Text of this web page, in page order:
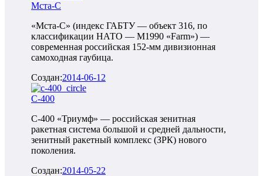
Мста-С
«Мста-С» (индекс ГАБТУ — объект 316, по
классификации НАТО — M1990 «Farm») —
современная российская 152-мм дивизионная
самоходная гаубица.
Создан:2014-06-12
С-400
С-400 «Триумф» — российская зенитная
ракетная система большой и средней дальности,
зенитный ракетный комплекс (ЗРК) нового
поколения.
Создан:2014-05-22